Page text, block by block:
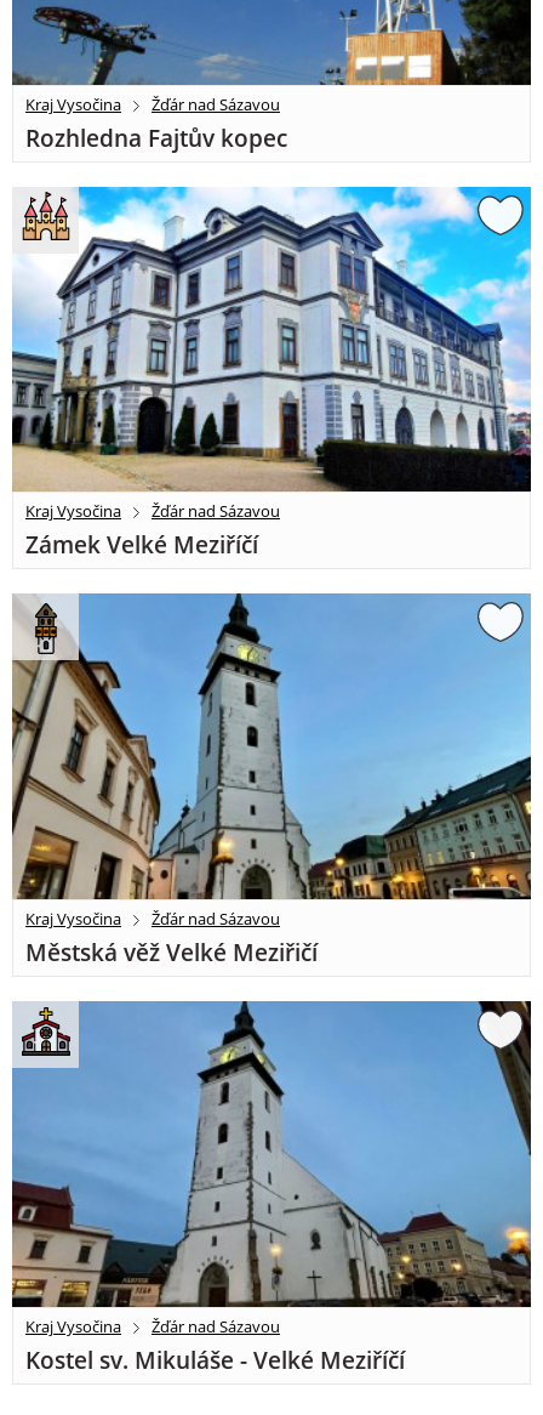
Kraj Vysočina Žďár nad Sázavou
Rozhledna Fajtův kopec
Kraj Vysočina Žďár nad Sázavou
Zámek Velké Meziříčí
Kraj Vysočina Žďár nad Sázavou
Městská věž Velké Meziřičí
Kraj Vysočina Žďár nad Sázavou
Kostel sv. Mikuláše - Velké Meziříčí